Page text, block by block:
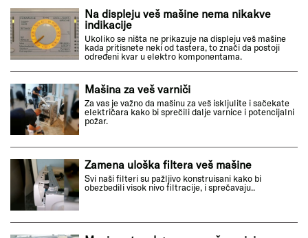
Na displeju veš mašine nema nikakve
indikacije
Ukoliko se ništa ne prikazuje na displeju veš mašine
kada pritisnete neki od tastera, to znači da postoji
određeni kvar u elektro komponentama.
Mašina za veš varniči
Za vas je važno da mašinu za veš iskljulite i sačekate
električara kako bi sprečili dalje varnice i potencijalni
požar.
Zamena uloška filtera veš mašine
Svi naši filteri su pažljivo konstruisani kako bi
obezbedili visok nivo filtracije, i sprečavaju..